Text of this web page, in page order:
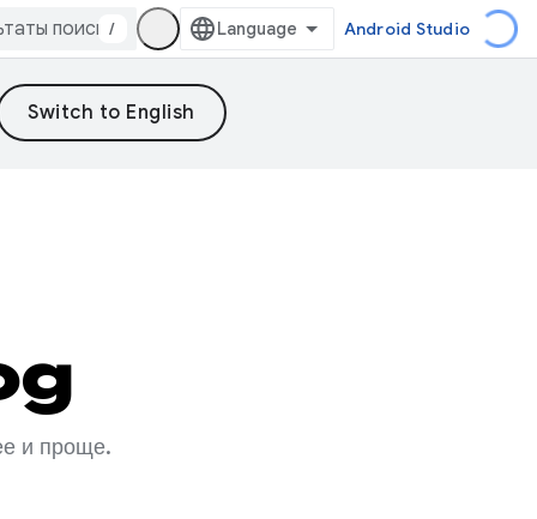
/ Android Studio
и проще.